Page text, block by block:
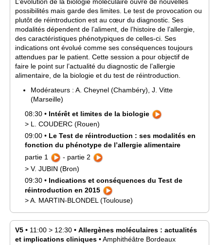
possibilités mais garde des limites. Le test de provocation ou
plutôt de réintroduction est au cœur du diagnostic. Ses
modalités dépendent de l’aliment, de l’histoire de l’allergie,
des caractéristiques phénotypiques de celles-ci. Ses
indications ont évolué comme ses conséquences toujours
attendues par le patient. Cette session a pour objectif de
faire le point sur l’actualité du diagnostic de l’allergie
alimentaire, de la biologie et du test de réintroduction.
Modérateurs : A. Cheynel (Chambéry) J. Vitte
(Marseille)
08:30 • Intérêt et limites de la biologie
> L. COUDERC (Rouen)
09:00 • Le Test de réintroduction : ses modalités en
fonction du phénotype de l’allergie alimentaire
partie 1
- partie 2
> V. JUBIN (Bron)
09:30 • Indications et conséquences du Test de
réintroduction en 2015
>A. MARTIN-BLONDEL (Toulouse)
V5 • 11:00 > 12:30 • Allergènes moléculaires : actualités
et implications cliniques •Amphithéâtre Bordeaux